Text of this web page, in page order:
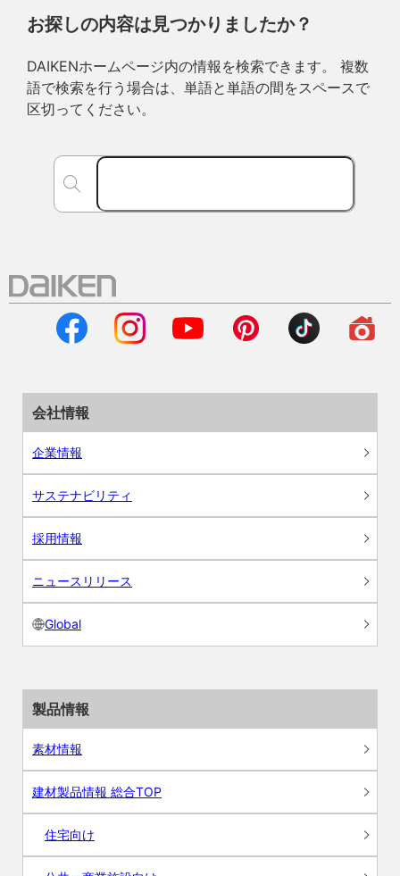
お探しの内容は見つかりましたか？
DAIKENホームページ内の情報を検索できます。 複数
語で検索を行う場合は、単語と単語の間をスペースで
区切ってください。
会社情報
企業情報
サステナビリティ
採用情報
ニュースリリース
Global
製品情報
素材情報
建材製品情報 総合TOP
住宅向け